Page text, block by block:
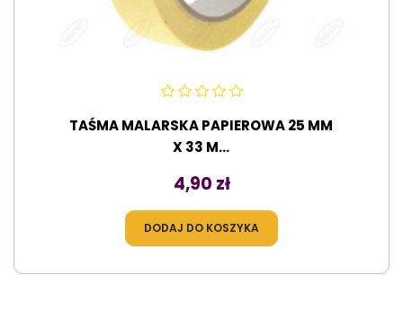
TAŚMA MALARSKA PAPIEROWA 25 MM
X 33 M...
Cena
4,90 zł
DODAJ DO KOSZYKA